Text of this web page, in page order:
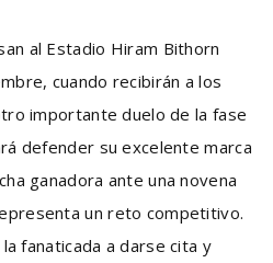
al Estadio Hiram Bithorn
cuando recibirán a los
importante duelo de la fase
defender su excelente marca
ganadora ante una novena
un reto competitivo.
fanaticada a darse cita y